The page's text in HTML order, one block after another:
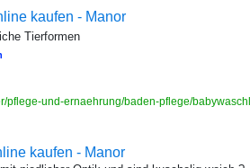
kaufen - Manor
Tierformen
pflege-und-ernaehrung/baden-pflege/
kaufen - Manor